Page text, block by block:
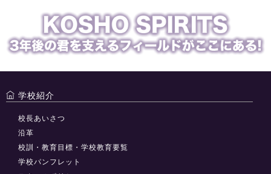
学校紹介
校長あいさつ
沿革
校訓・教育目標・学校教育要覧
学校パンフレット